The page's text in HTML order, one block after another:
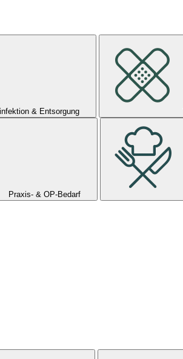
& Entsorgung
Praxis- & OP-Bedarf